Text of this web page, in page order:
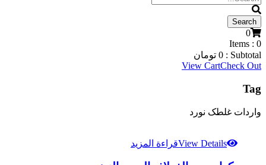
0
Items : 0
Subtotal :
0 تومان
View CartCheck Out
Tag
واردات غلطک نورد
View Detailsقراءة المزيد